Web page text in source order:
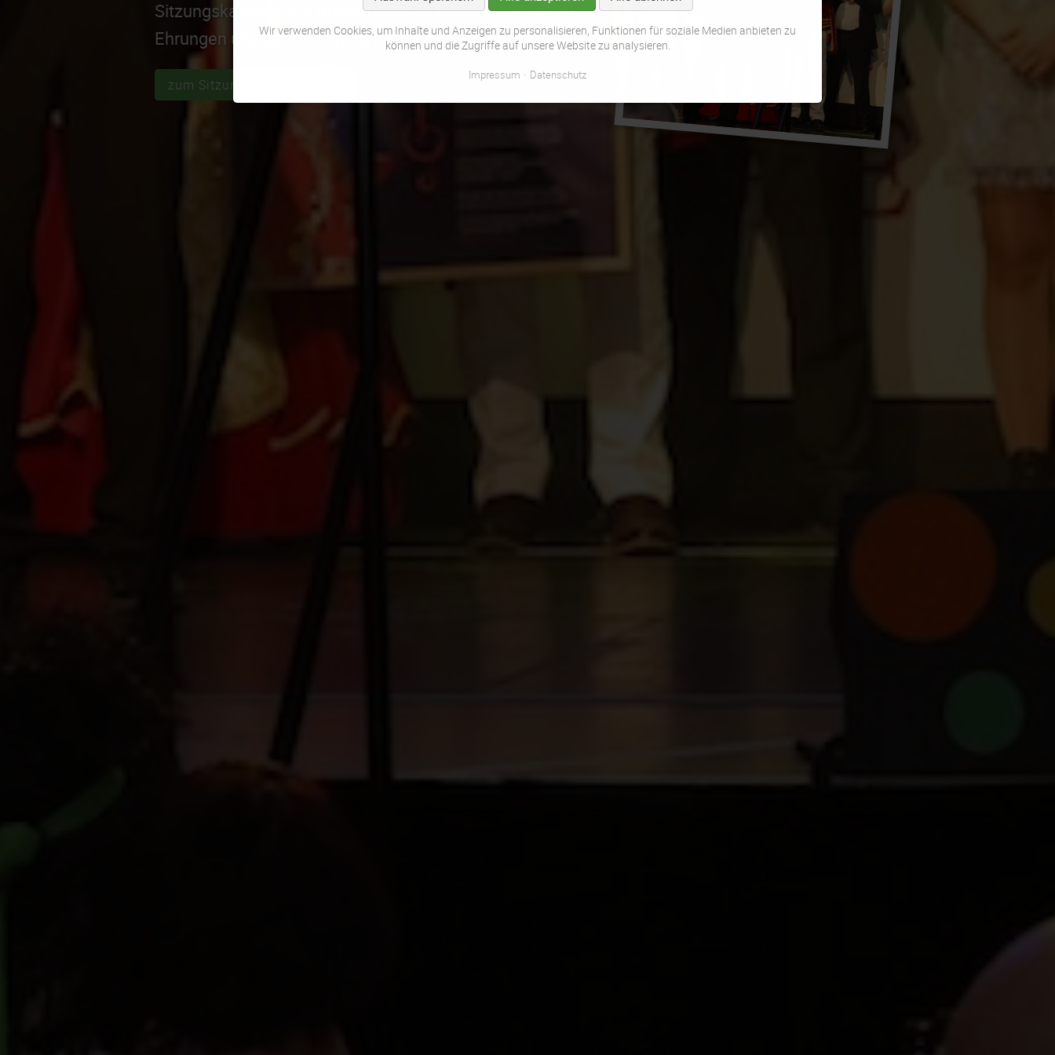
Sitzungskarneval mit Büttenreden, Prinzenproklamation,
Ehrungen und sehr vielen Tanzeinlagen
zum Sitzungskarneval 2026
Wir verwenden Cookies, um Inhalte und Anzeigen zu personalisieren, Funktionen für soziale Medien anbieten zu
können und die Zugriffe auf unsere Website zu analysieren.
Impressum Datenschutz